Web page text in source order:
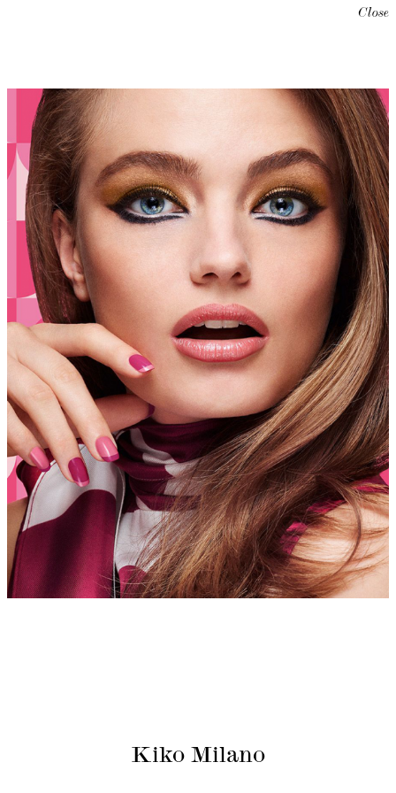
Close
Kiko Milano